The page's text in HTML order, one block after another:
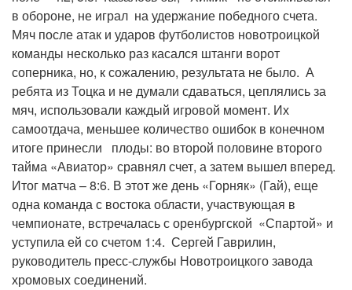
в обороне, не играл на удержание победного счета.
Мяч после атак и ударов футболистов новотроицкой
команды несколько раз касался штанги ворот
соперника, но, к сожалению, результата не было. А
ребята из Тоцка и не думали сдаваться, цеплялись за
мяч, использовали каждый игровой момент. Их
самоотдача, меньшее количество ошибок в конечном
итоге принесли плоды: во второй половине второго
тайма «Авиатор» сравнял счет, а затем вышел вперед.
Итог матча – 8:6. В этот же день «Горняк» (Гай), еще
одна команда с востока области, участвующая в
чемпионате, встречалась с оренбургской «Спартой» и
уступила ей со счетом 1:4. Сергей Гаврилин,
руководитель пресс-службы Новотроицкого завода
хромовых соединений.